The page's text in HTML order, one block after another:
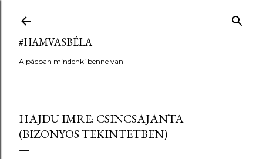
#HAMVASBÉLA
A pácban mindenki benne van
HAJDU IMRE: CSINCSAJANTA
(BIZONYOS TEKINTETBEN)